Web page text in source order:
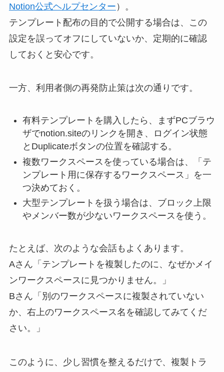
Notion公式ヘルプセンター ）。
テンプレート配布の目的で公開する場合は、この
設定を誤ってオフにしていないか、定期的に確認
しておくと安心です。
一方、利用者側の再発防止策は次の通りです。
有料テンプレートを購入したら、まずPCブラウ
ザでnotion.siteのリンクを開き、ログイン状態
とDuplicateボタンの位置を確認する。
複数ワークスペースを使っている場合は、「テ
ンプレート用に保存するワークスペース」を一
つ決めておく。
大型テンプレートを扱う場合は、ブロック上限
やメンバー数が少ないワークスペースを使う。
たとえば、次のような会話もよくあります。
Aさん「テンプレートを複製したのに、なぜかメイ
ンワークスペースに見つかりません。」
Bさん「別のワークスペースに複製されていない
か、右上のワークスペース名を確認してみてくだ
さい。」
このように、少し習慣を整えるだけで、複製トラ